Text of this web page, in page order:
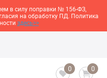
в силу поправки № 156-ФЗ,
на обработку ПД. Политика
здесь>>
0 0